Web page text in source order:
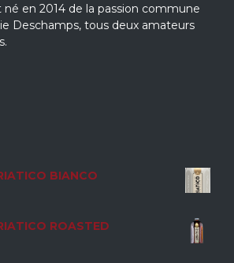
né en 2014 de la passion commune
Deschamps, tous deux amateurs
BIANCO
ROASTED